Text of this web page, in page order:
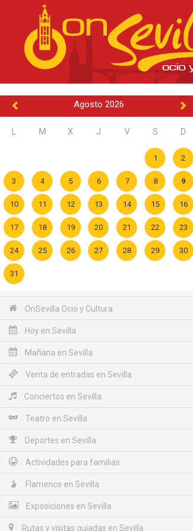
Agosto 2026
M X J V S D
1 2
3 4 5 6 7 8 9
10 11 12 13 14 15 16
17 18 19 20 21 22 23
24 25 26 27 28 29 30
31
OnSevilla Ocio y Cultura
Hoy en Sevilla
Mañana en Sevilla
Venta de entradas en Sevilla
Conciertos en Sevilla
Teatro en Sevilla
Deportes en Sevilla
Actividades para familias
Flamenco en Sevilla
Exposiciones en Sevilla
Rutas y visitas guiadas en Sevilla